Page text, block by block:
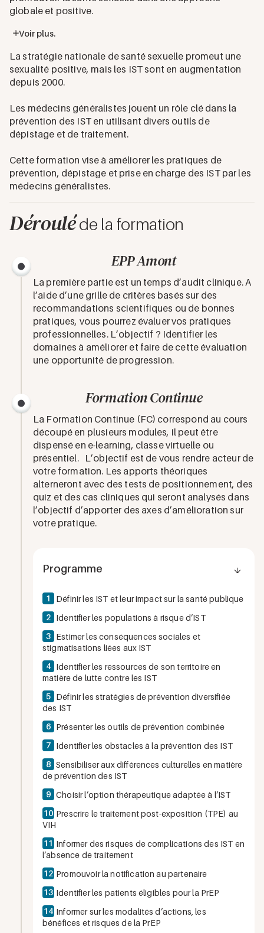
globale et positive.
Voir plus.
La stratégie nationale de santé sexuelle promeut une
sexualité positive, mais les IST sont en augmentation
depuis 2000.
Les médecins généralistes jouent un rôle clé dans la
prévention des IST en utilisant divers outils de
dépistage et de traitement.
Cette formation vise à améliorer les pratiques de
prévention, dépistage et prise en charge des IST par les
médecins généralistes.
Dérouléde la formation
EPP Amont
La première partie est un temps d’audit clinique. A
l’aide d’une grille de critères basés sur des
recommandations scientifiques ou de bonnes
pratiques, vous pourrez évaluer vos pratiques
professionnelles. L’objectif ? Identifier les
domaines à améliorer et faire de cette évaluation
une opportunité de progression.
Formation Continue
La Formation Continue (FC) correspond au cours
découpé en plusieurs modules, il peut être
dispensé en e-learning, classe virtuelle ou
présentiel. L’objectif est de vous rendre acteur de
votre formation. Les apports théoriques
alterneront avec des tests de positionnement, des
quiz et des cas cliniques qui seront analysés dans
l’objectif d’apporter des axes d’amélioration sur
votre pratique.
Programme
1
Définir les IST et leur impact sur la santé publique
2 Identifier les populations à risque d’IST
3 Estimer les conséquences sociales et
stigmatisations liées aux IST
4 Identifier les ressources de son territoire en
matière de lutte contre les IST
5 Définir les stratégies de prévention diversifiée
des IST
6 Présenter les outils de prévention combinée
7 Identifier les obstacles à la prévention des IST
8 Sensibiliser aux différences culturelles en matière
de prévention des IST
9 Choisir l’option thérapeutique adaptée à l’IST
10 Prescrire le traitement post-exposition (TPE) au
VIH
11 Informer des risques de complications des IST en
l’absence de traitement
12 Promouvoir la notification au partenaire
13 Identifier les patients éligibles pour la PrEP
14 Informer sur les modalités d’actions, les
bénéfices et risques de la PrEP